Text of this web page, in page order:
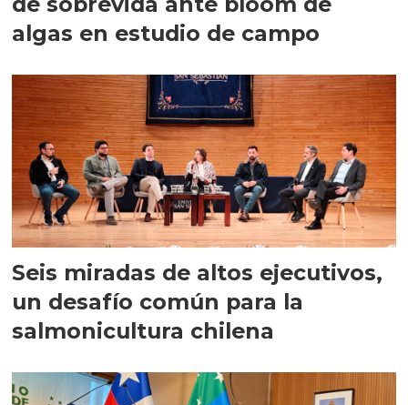
algas en estudio de campo
Seis miradas de altos ejecutivos,
un desafío común para la
salmonicultura chilena